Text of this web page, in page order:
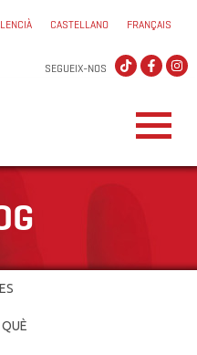
CASTELLANO FRANÇAIS
SEGUEIX-NOS